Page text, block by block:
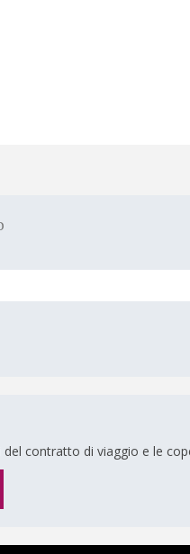
contratto di viaggio e le